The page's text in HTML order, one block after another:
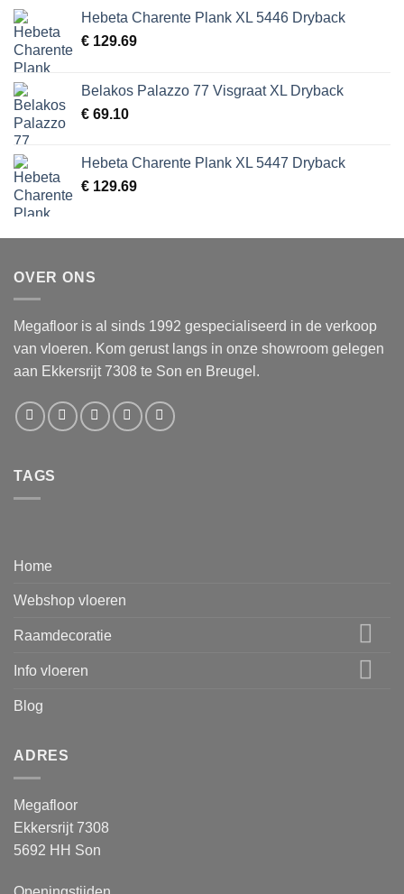
Hebeta Charente Plank XL 5446 Dryback
€ 129.69
Belakos Palazzo 77 Visgraat XL Dryback
€ 69.10
Hebeta Charente Plank XL 5447 Dryback
€ 129.69
OVER ONS
Megafloor is al sinds 1992 gespecialiseerd in de verkoop
van vloeren. Kom gerust langs in onze showroom gelegen
aan Ekkersrijt 7308 te Son en Breugel.
TAGS
Home
Webshop vloeren
Raamdecoratie
Info vloeren
Blog
ADRES
Megafloor
Ekkersrijt 7308
5692 HH Son